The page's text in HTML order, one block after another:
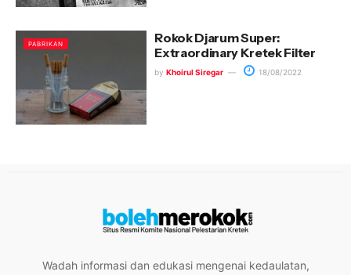
PABRIKAN
Rokok Djarum Super:
Extraordinary Kretek Filter
by Khoirul Siregar 18/08/2022
Wadah informasi dan edukasi mengenai kedaulatan,